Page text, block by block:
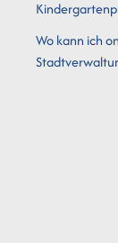
Wo kann ich